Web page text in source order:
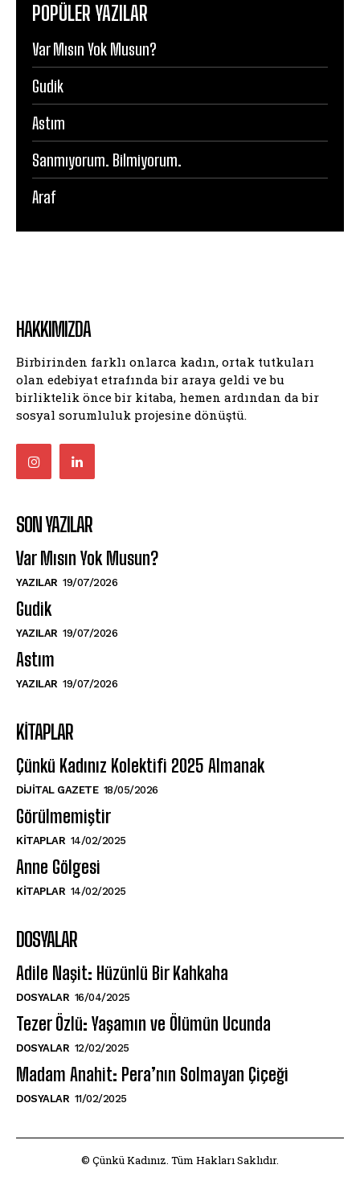
POPÜLER YAZILAR
Var Mısın Yok Musun?
Gudik
Astım
Sanmıyorum. Bilmiyorum.
Araf
HAKKIMIZDA
Birbirinden farklı onlarca kadın, ortak tutkuları
olan edebiyat etrafında bir araya geldi ve bu
birliktelik önce bir kitaba, hemen ardından da bir
sosyal sorumluluk projesine dönüştü.
SON YAZILAR
Var Mısın Yok Musun?
YAZILAR 19/07/2026
Gudik
YAZILAR 19/07/2026
Astım
YAZILAR 19/07/2026
KITAPLAR
Çünkü Kadınız Kolektifi 2025 Almanak
DIJITAL GAZETE 18/05/2026
Görülmemiştir
KITAPLAR 14/02/2025
Anne Gölgesi
KITAPLAR 14/02/2025
DOSYALAR
Adile Naşit: Hüzünlü Bir Kahkaha
DOSYALAR 16/04/2025
Tezer Özlü: Yaşamın ve Ölümün Ucunda
DOSYALAR 12/02/2025
Madam Anahit: Pera’nın Solmayan Çiçeği
DOSYALAR 11/02/2025
© Çünkü Kadınız. Tüm Hakları Saklıdır.